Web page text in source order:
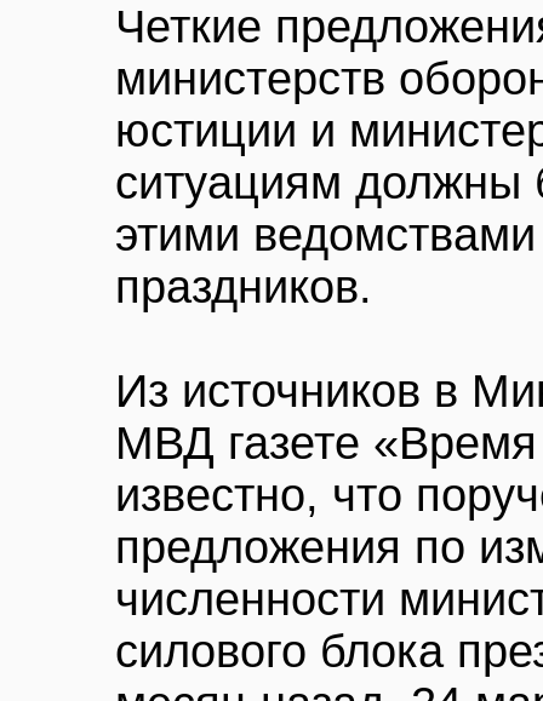
Четкие
министерств
юстиции и
ситуациям должны
этими
праздников.
Из источников в
МВД газете
известно, что
предложения по
численности
силового блока